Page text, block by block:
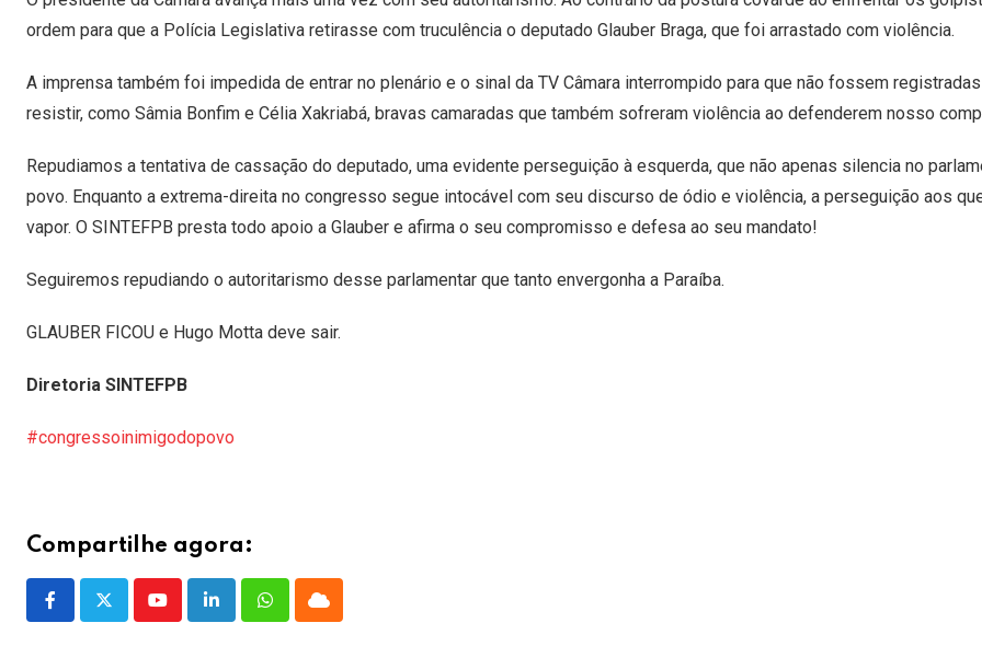
ordem para que a Polícia Legislativa retirasse com truculência o deputado Glauber Braga, que foi arrastado com violência.
A imprensa também foi impedida de entrar no plenário e o sinal da TV Câmara interrompido para que não fossem
resistir, como Sâmia Bonfim e Célia Xakriabá, bravas camaradas que também sofreram violência ao defenderem nosso
Repudiamos a tentativa de cassação do deputado, uma evidente perseguição à esquerda, que não apenas silencia no
povo. Enquanto a extrema-direita no congresso segue intocável com seu discurso de ódio e violência, a perseguição aos
vapor. O SINTEFPB presta todo apoio a Glauber e afirma o seu compromisso e defesa ao seu mandato!
Seguiremos repudiando o autoritarismo desse parlamentar que tanto envergonha a Paraíba.
GLAUBER FICOU e Hugo Motta deve sair.
Diretoria SINTEFPB
#congressoinimigodopovo
Compartilhe agora:
YoutubeLinkedInWhatsappCloud